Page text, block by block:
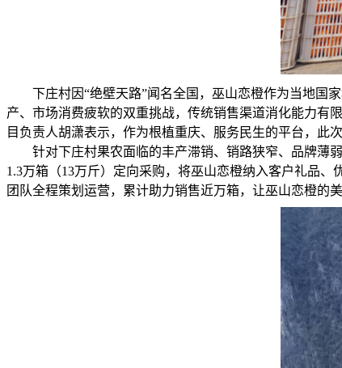
下庄村因“绝壁天路”闻名全国，巫山恋橙作为当地国
产、市场消费疲软的双重挑战，传统销售渠道消化能力有
目负责人胡潇表示，作为根植重庆、服务民生的平台，此
针对下庄村果农面临的丰产滞销、销路狭窄、品牌薄
1.3万箱（13万斤）定向采购，将巫山恋橙纳入客户礼品
团队全程策划运营，累计助力销售近万箱，让巫山恋橙的